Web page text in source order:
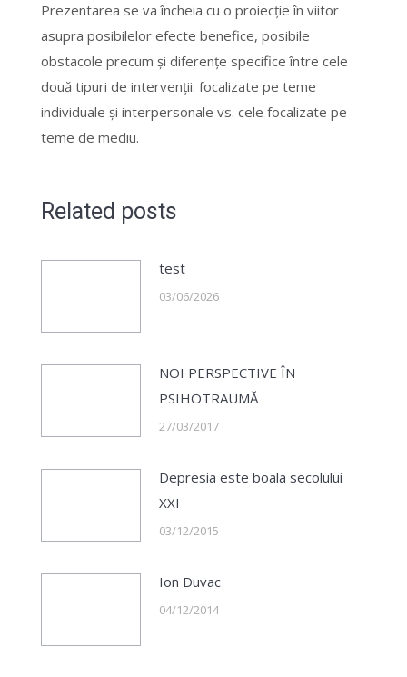
Prezentarea se va încheia cu o proiecție în viitor
asupra posibilelor efecte benefice, posibile
obstacole precum și diferențe specifice între cele
două tipuri de intervenții: focalizate pe teme
individuale și interpersonale vs. cele focalizate pe
teme de mediu.
Related posts
test
03/06/2026
NOI PERSPECTIVE ÎN
PSIHOTRAUMĂ
27/03/2017
Depresia este boala secolului
XXI
03/12/2015
Ion Duvac
04/12/2014